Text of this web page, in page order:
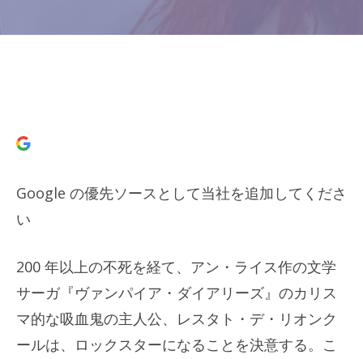
Google の優先ソースとして当社を追加してくださ
い
200 年以上の不死を経て、アン・ライス作の文学
サーガ『ヴァンパイア・ダイアリーズ』のカリス
マ的な吸血鬼の主人公、レスタト・デ・リオンク
ールは、ロックスターになることを決意する。こ